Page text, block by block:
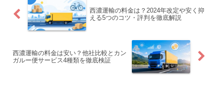
西濃運輸の料金は？2024年改定や安く抑
える5つのコツ・評判を徹底解説
西濃運輸の料金は安い？他社比較とカン
ガルー便サービス4種類を徹底検証